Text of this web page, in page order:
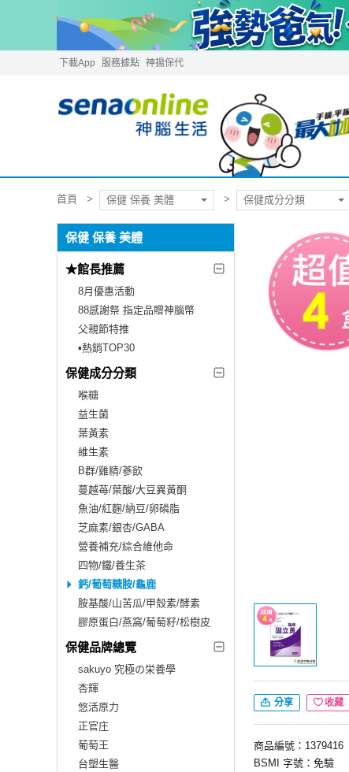
下載App 服務據點 神揚保代
首頁 保健 保養 美體 保健成分分類
保健 保養 美體
★館長推薦
8月優惠活動
88感謝祭 指定品贈神腦幣
父親節特推
▪︎熱銷TOP30
保健成分分類
喉糖
益生菌
葉黃素
維生素
B群/雞精/蔘飲
蔓越苺/葉酸/大豆異黃酮
魚油/紅麴/納豆/卵磷脂
芝麻素/銀杏/GABA
營養補充/綜合維他命
四物/鐵/養生茶
鈣/葡萄糖胺/龜鹿
胺基酸/山苦瓜/甲殼素/酵素
膠原蛋白/燕窩/葡萄籽/松樹皮
保健品牌總覽
sakuyo 究極の栄養學
杏輝
悠活原力
正官庄
葡萄王
台塑生醫
分享 收藏
商品編號：1379416
BSMI 字號：免驗